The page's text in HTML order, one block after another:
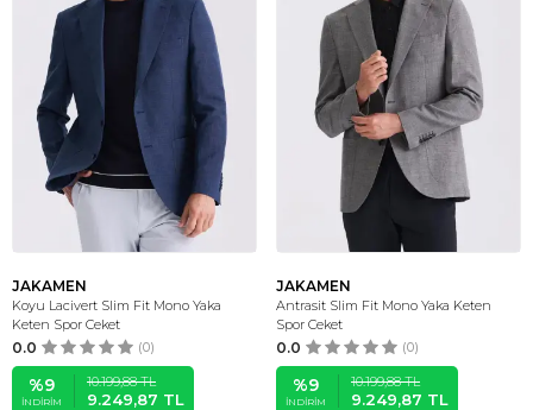
JAKAMEN
Koyu Lacivert Slim Fit Mono Yaka
Keten Spor Ceket
0.0 (0)
%9
İNDIRIM
10.199,88TL
9.249,87 TL
JAKAMEN
Antrasit Slim Fit Mono Yaka Keten
Spor Ceket
0.0 (0)
%9
İNDIRIM
10.199,88TL
9.249,87 TL